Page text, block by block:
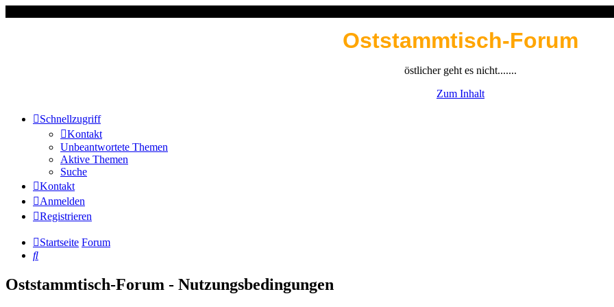
Oststammtisch-Forum
östlicher geht es nicht.......
Zum Inhalt
Schnellzugriff
Kontakt
Unbeantwortete Themen
Aktive Themen
Suche
Kontakt
Anmelden
Registrieren
Startseite Forum
Suche
Oststammtisch-Forum - Nutzungsbedingungen